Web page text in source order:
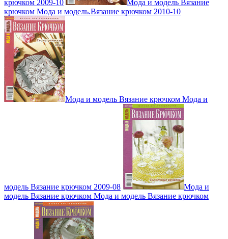
крючком 2009-10
Мода и модель Вязание
крючком Мода и модель.Вязание крючком 2010-10
Мода и модель Вязание крючком Мода и
модель Вязание крючком 2009-08
Мода и
модель Вязание крючком Мода и модель Вязание крючком